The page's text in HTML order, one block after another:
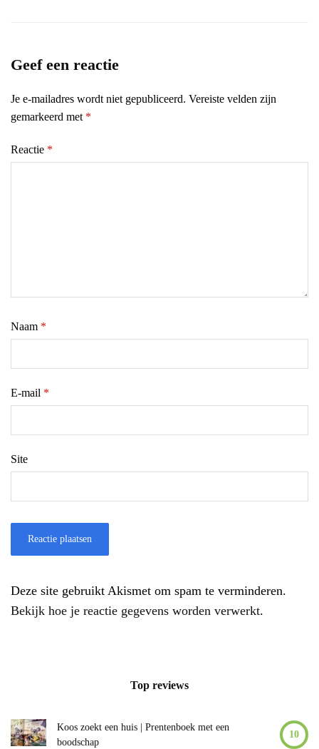
Geef een reactie
Je e-mailadres wordt niet gepubliceerd. Vereiste velden zijn
gemarkeerd met *
Reactie *
Naam *
E-mail *
Site
Deze site gebruikt Akismet om spam te verminderen.
Bekijk hoe je reactie gegevens worden verwerkt.
Top reviews
Koos zoekt een huis | Prentenboek met een
boodschap
10